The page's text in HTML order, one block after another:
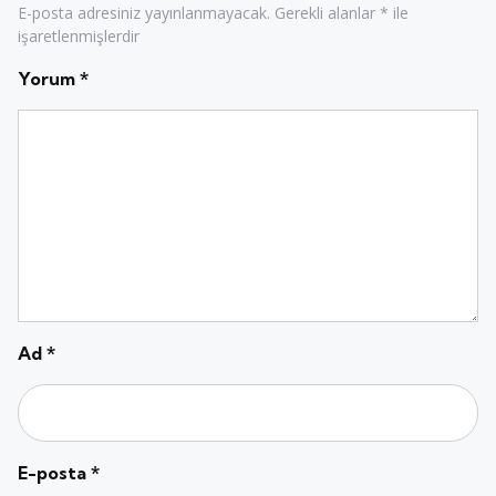
E-posta adresiniz yayınlanmayacak. Gerekli alanlar * ile
işaretlenmişlerdir
Yorum *
Ad *
E-posta *